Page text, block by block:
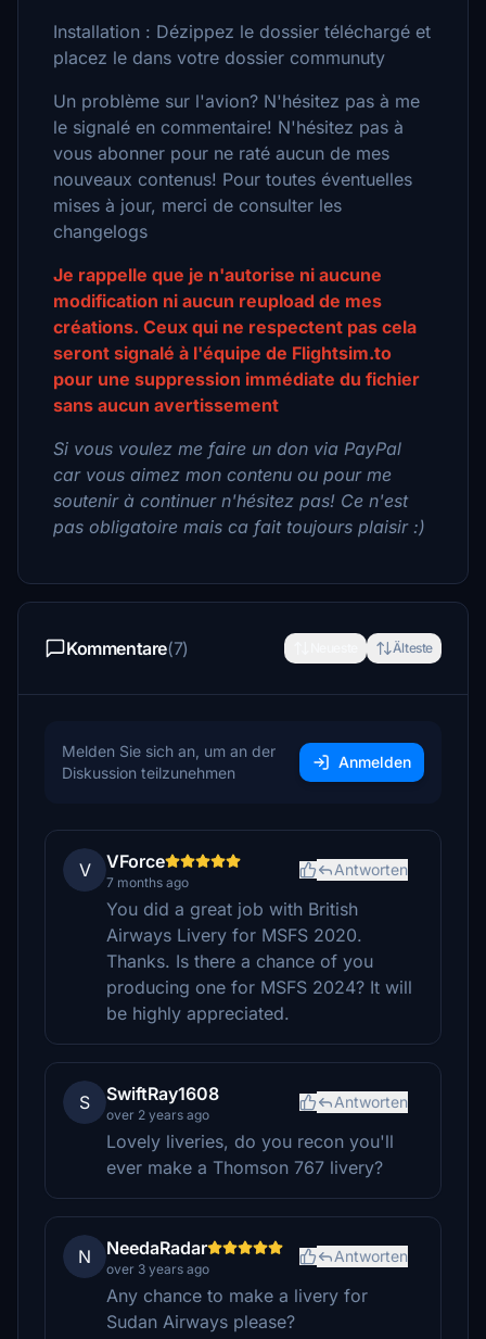
Installation : Dézippez le dossier téléchargé et
placez le dans votre dossier communuty
Un problème sur l'avion? N'hésitez pas à me
le signalé en commentaire! N'hésitez pas à
vous abonner pour ne raté aucun de mes
nouveaux contenus! Pour toutes éventuelles
mises à jour, merci de consulter les
changelogs
Je rappelle que je n'autorise ni aucune
modification ni aucun reupload de mes
créations. Ceux qui ne respectent pas cela
seront signalé à l'équipe de Flightsim.to
pour une suppression immédiate du fichier
sans aucun avertissement
Si vous voulez me faire un don via PayPal
car vous aimez mon contenu ou pour me
soutenir à continuer n'hésitez pas! Ce n'est
pas obligatoire mais ca fait toujours plaisir :)
Kommentare(7) Älteste
Melden Sie sich an, um an der
Diskussion teilzunehmen
Anmelden
V VForce
7 months ago
Antworten
You did a great job with British
Airways Livery for MSFS 2020.
Thanks. Is there a chance of you
producing one for MSFS 2024? It will
be highly appreciated.
S SwiftRay1608
over 2 years ago
Antworten
Lovely liveries, do you recon you'll
ever make a Thomson 767 livery?
N NeedaRadar
over 3 years ago
Antworten
Any chance to make a livery for
Sudan Airways please?